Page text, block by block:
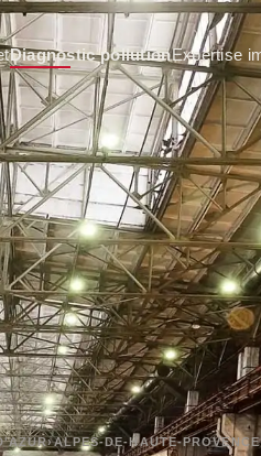
Diagnostic pollutionExpertise
›ALPES-DE-HAUTE-PROVENCE